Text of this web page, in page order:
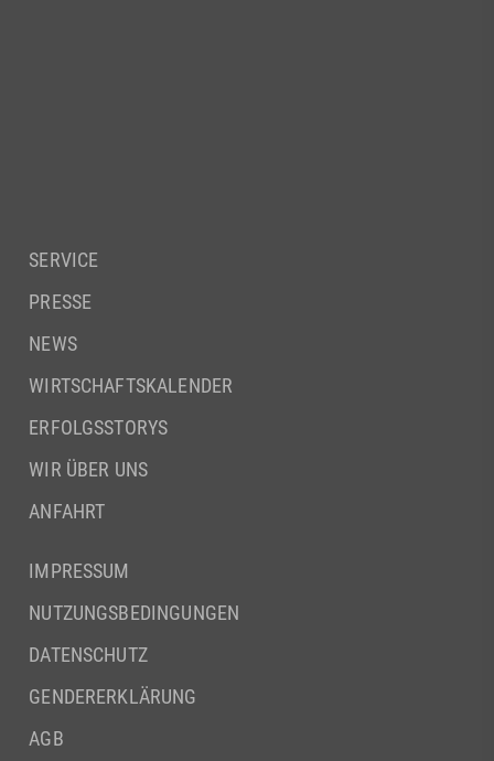
SERVICE
PRESSE
NEWS
WIRTSCHAFTSKALENDER
ERFOLGSSTORYS
WIR ÜBER UNS
ANFAHRT
IMPRESSUM
NUTZUNGSBEDINGUNGEN
DATENSCHUTZ
GENDERERKLÄRUNG
AGB